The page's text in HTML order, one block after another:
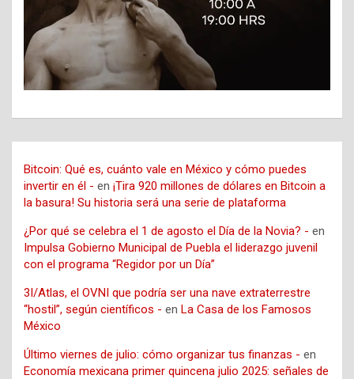
Bitcoin: Qué es, cuánto vale en México y cómo puedes
invertir en él - en ¡Tira 920 millones de dólares en Bitcoin a
la basura! Su historia será una serie de plataforma
¿Por qué se celebra el 1 de agosto el Día de la Novia? - en
Impulsa Gobierno Municipal de Puebla el liderazgo juvenil
con el programa “Regidor por un Día”
3I/Atlas, el OVNI que podría ser una nave extraterrestre
“hostil”, según científicos - en La Casa de los Famosos
México
Último viernes de julio: cómo organizar tus finanzas - en
Economía mexicana primer quincena julio 2025: señales de